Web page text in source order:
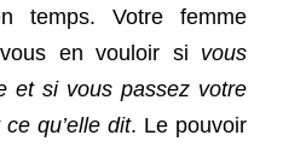
temps. Votre femme
en vouloir si vous
et si vous passez votre
qu’elle dit. Le pouvoir